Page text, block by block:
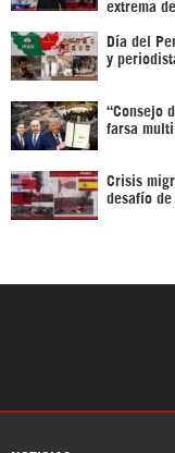
extrema
Día del
y
“Consejo
farsa
Crisis
desafío de